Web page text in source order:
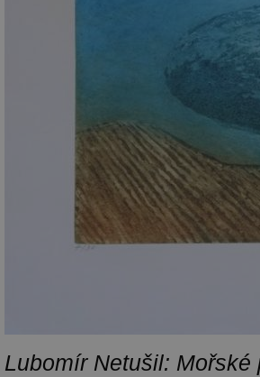
Lubomír Netušil: Mořské